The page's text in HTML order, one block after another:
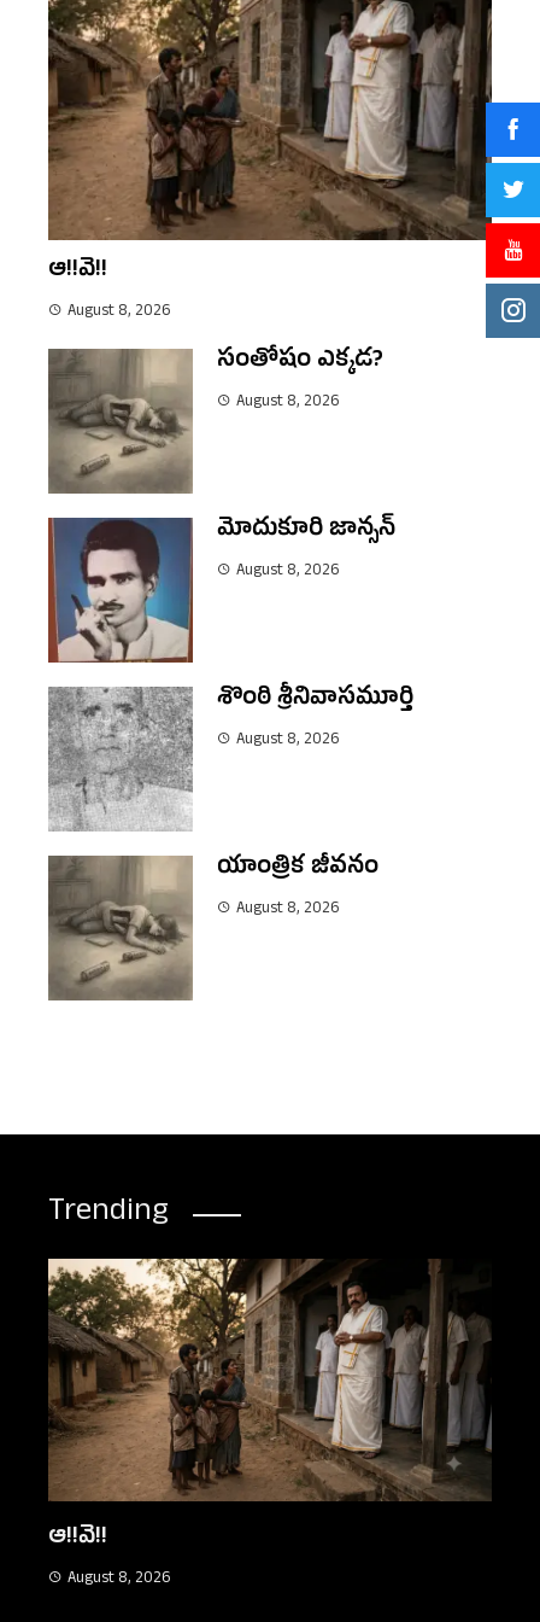
ఆ!!వె!!
August 8, 2026
సంతోషం ఎక్కడ?
August 8, 2026
మోదుకూరి జాన్సన్
August 8, 2026
శొంఠి శ్రీనివాసమూర్తి
August 8, 2026
యాంత్రిక జీవనం
August 8, 2026
Trending